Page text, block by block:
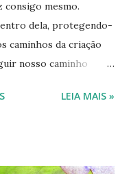
consigo mesmo.
dela, protegendo-
caminhos da criação
nosso caminho
LEIA MAIS »